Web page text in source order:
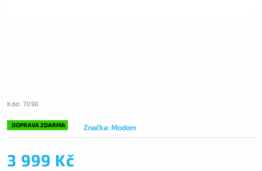
Kód: 7090
DOPRAVA ZDARMA Značka:Modom
3 999 Kč